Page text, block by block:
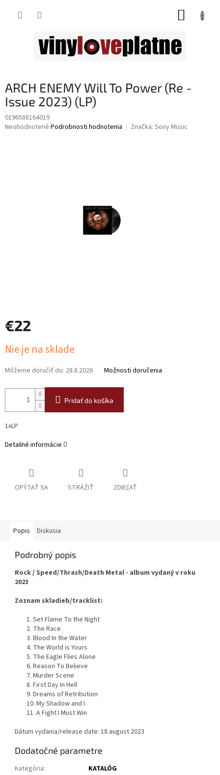
ARCH ENEMY Will To Power (Re -
Issue 2023) (LP)
0196588164019
Priemerné
Neohodnotené Podrobnosti hodnotenia Značka: Sony Music
€22
cena:
Nie je na sklade
Môžeme doručiť do: 28.8.2026 Možnosti doručenia
Pridať do košíka
1xLP
Detailné informácie
OPÝTAŤ SA STRÁŽIŤ ZDIEĽAŤ
Popis Diskusia
Podrobný popis
Rock / Speed/Thrash/Death Metal - album vydaný v roku
2023
Zoznam skladieb/tracklist:
1. Set Flame To the Night
2. The Race
3. Blood In the Water
4. The World is Yours
5. The Eagle Flies Alone
6. Reason To Believe
7. Murder Scene
8. First Day In Hell
9. Dreams of Retribution
10. My Shadow and I
11. A Fight I Must Win
Dátum vydania/release date: 18.august 2023
Dodatočné parametre
Kategória:
KATALÓG